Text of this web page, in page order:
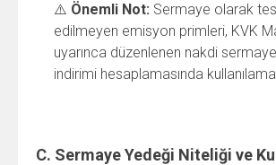
⚠️ Önemli Not: Sermaye olarak
edilmeyen emisyon primleri, KVK
uyarınca düzenlenen nakdi sermaye
indirimi hesaplamasında
C. Sermaye Yedeği Niteliği ve